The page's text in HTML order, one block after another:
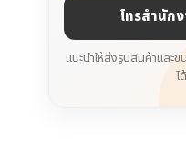
โทรสำนัก
แนะนำให้ส่งรูปสินค้าและ
ไ